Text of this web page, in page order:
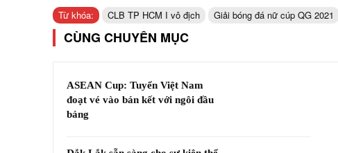
Từ khóa: CLB TP HCM I vô địch Giải bóng đá nữ cúp QG 2021
CÙNG CHUYÊN MỤC
ASEAN Cup: Tuyển Việt Nam
đoạt vé vào bán kết với ngôi đầu
bảng